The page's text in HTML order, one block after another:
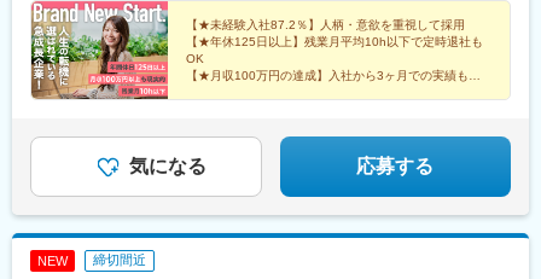
【★未経験入社87.2％】人柄・意欲を重視して採用
【★年休125日以上】残業月平均10h以下で定時退社も
OK
【★月収100万円の達成】入社から3ヶ月での実績も
気になる 応募する
NEW 締切間近